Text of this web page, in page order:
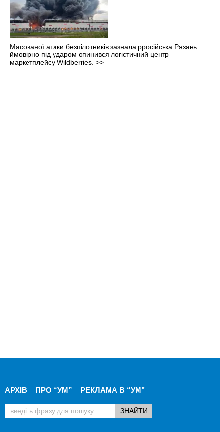
Масованої атаки безпілотників зазнала рросійська Рязань:
ймовірно під ударом опинився логістичний центр
маркетплейсу Wildberries. >>
АРХІВ ПРО “УМ” РЕКЛАМА В “УМ"